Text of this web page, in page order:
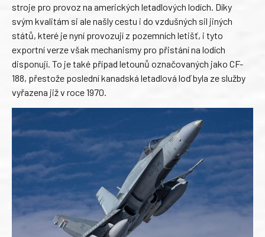
stroje pro provoz na amerických letadlových lodích. Díky
svým kvalitám si ale našly cestu i do vzdušných sil jiných
států, které je nyní provozují z pozemních letišť, i tyto
exportní verze však mechanismy pro přistání na lodích
disponují. To je také případ letounů označovaných jako CF-
188, přestože poslední kanadská letadlová loď byla ze služby
vyřazena již v roce 1970.